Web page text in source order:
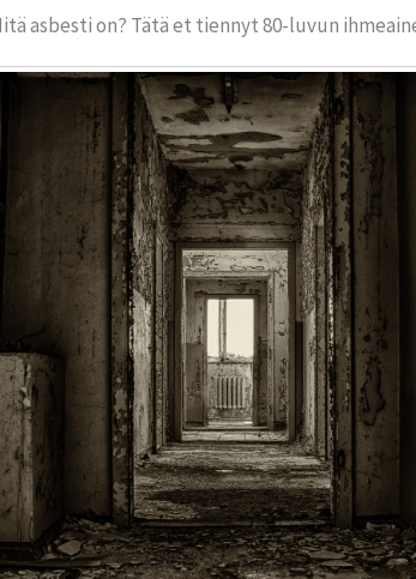
asbesti on? Tätä et tiennyt 80-luvun